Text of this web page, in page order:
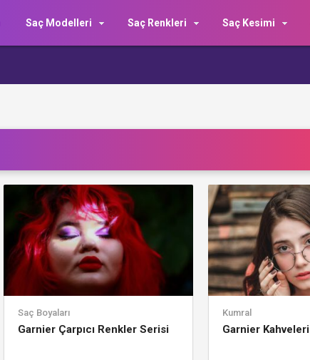
Saç Modelleri Saç Renkleri Saç Kesimi
Saç Boyaları
Garnier Çarpıcı Renkler Serisi
Kumral
Garnier Kahveleri